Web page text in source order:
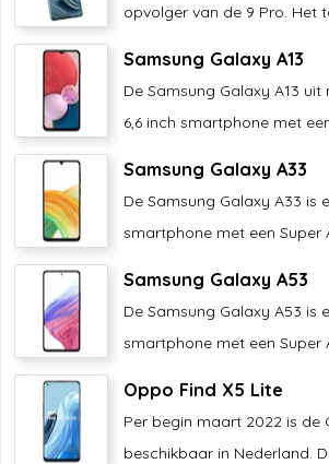
opvolger van de 9 Pro. Het
Samsung Galaxy A13
De Samsung Galaxy A13
6,6 inch smartphone met
Samsung Galaxy A33
De Samsung Galaxy A33 is
smartphone met een Super
Samsung Galaxy A53
De Samsung Galaxy A53 is
smartphone met een Super
Oppo Find X5 Lite
Per begin maart 2022 is de
beschikbaar in Nederland.